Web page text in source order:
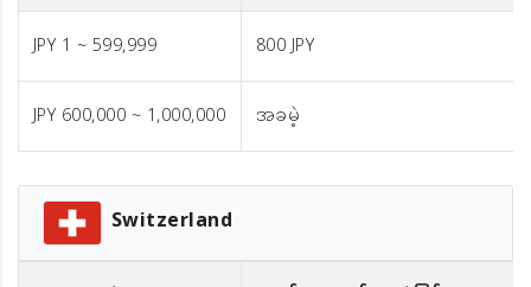
JPY 1 ~ 599,999
800 JPY
JPY 600,000 ~ 1,000,000
အခမဲ့
Switzerland